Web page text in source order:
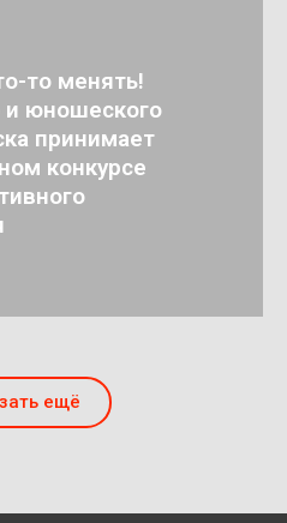
то менять!
и юношеского
принимает
конкурсе
ещё